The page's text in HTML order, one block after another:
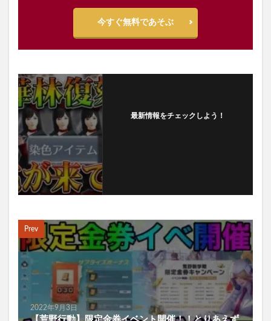
今すぐ無料であそぶ
最新情報をチェックしよう！
Prev
2022年9月3日